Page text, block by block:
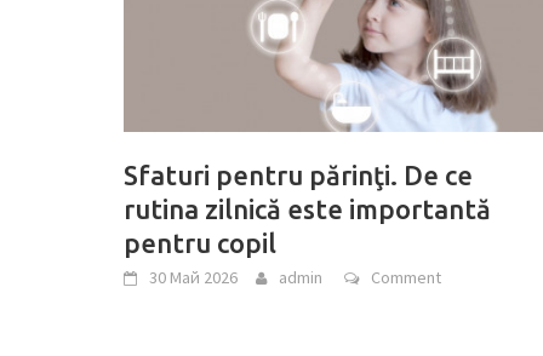
Sfaturi pentru părinţi. De ce
rutina zilnică este importantă
pentru copil
30 Май 2026 admin Comment